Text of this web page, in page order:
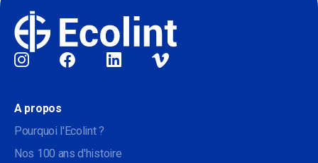
Sociale
A propos
Pourquoi l'Ecolint ?
Nos 100 ans d'histoire